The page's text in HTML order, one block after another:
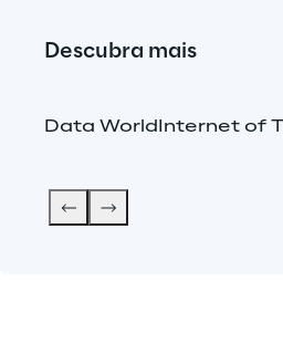
Descubra mais
Data WorldInternet of